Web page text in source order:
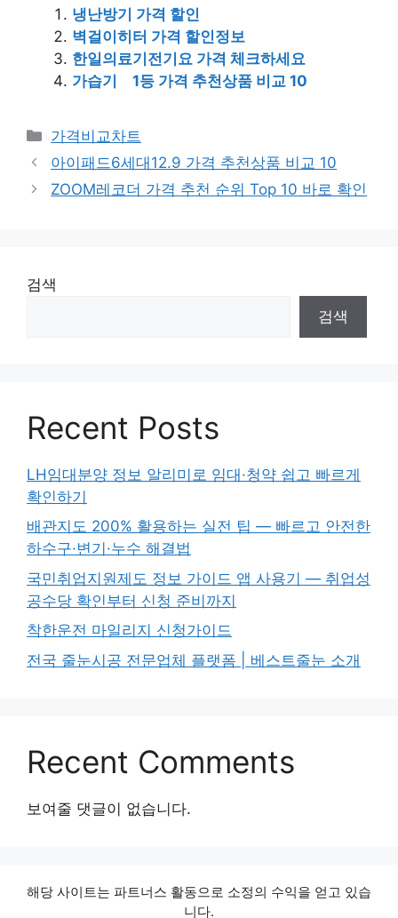
냉난방기 가격 할인
벽걸이히터 가격 할인정보
한일의료기전기요 가격 체크하세요
가습기 1등 가격 추천상품 비교 10
카
테
고
리
가격비교차트
아이패드6세대12.9 가격 추천상품 비교 10
ZOOM레코더 가격 추천 순위 Top 10 바로 확인
검색
검색
Recent Posts
LH임대분양 정보 알리미로 임대·청약 쉽고 빠르게
확인하기
배관지도 200% 활용하는 실전 팁 — 빠르고 안전한
하수구·변기·누수 해결법
국민취업지원제도 정보 가이드 앱 사용기 — 취업성
공수당 확인부터 신청 준비까지
착한운전 마일리지 신청가이드
전국 줄눈시공 전문업체 플랫폼 | 베스트줄눈 소개
Recent Comments
보여줄 댓글이 없습니다.
해당 사이트는 파트너스 활동으로 소정의 수익을 얻고 있습
니다.